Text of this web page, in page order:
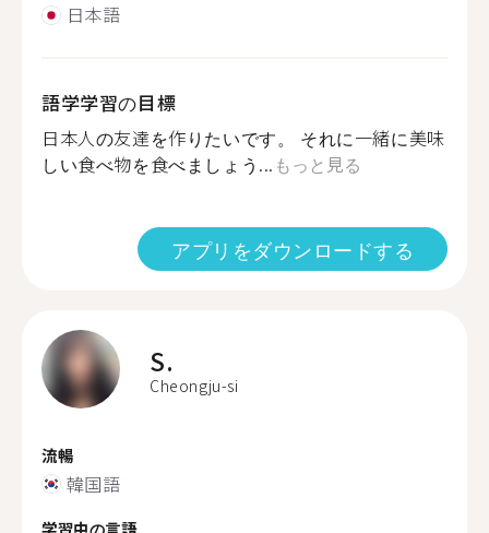
日本語
語学学習の目標
日本人の友達を作りたいです。 それに一緒に美味
しい食べ物を食べましょう... もっと見る
アプリをダウンロードする
S.
Cheongju-si
流暢
韓国語
学習中の言語